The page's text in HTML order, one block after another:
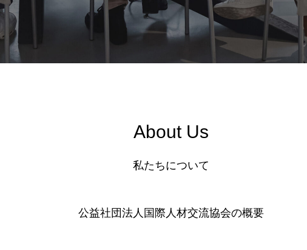
About Us
私たちについて
公益社団法人国際人材交流協会の概要